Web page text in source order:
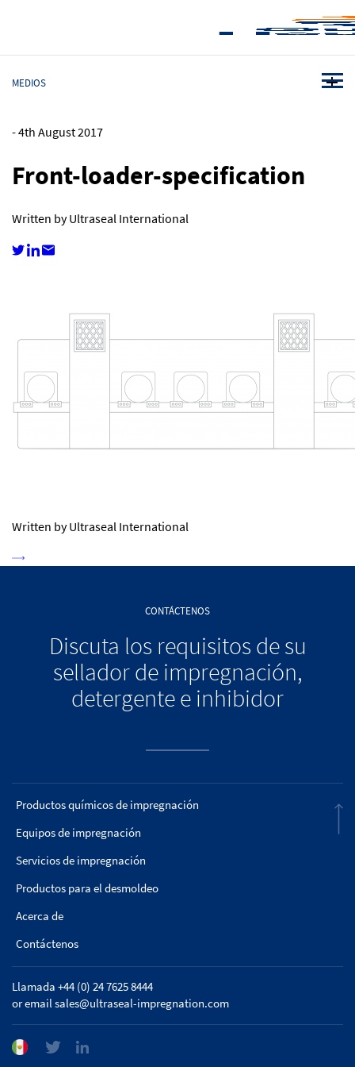
MEDIOS
-4th August 2017
Front-loader-specification
Written by Ultraseal International
Written by Ultraseal International
CONTÁCTENOS
Discuta los requisitos de su
sellador de impregnación,
detergente e inhibidor
Productos químicos de impregnación
Equipos de impregnación
Servicios de impregnación
Productos para el desmoldeo
Acerca de
Contáctenos
Llamada +44 (0) 24 7625 8444
or emailsales@ultraseal-impregnation.com